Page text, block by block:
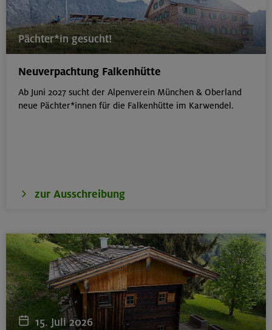
16.08.26
Schnupperkletterkurs indoor
18.08.26
München
18.08.26
Fahrtechnik II - Advanced - Kompakt
Pächter*in gesucht!
Neuverpachtung Falkenhütte
Ab Juni 2027 sucht der Alpenverein München & Oberland
neue Pächter*innen für die Falkenhütte im Karwendel.
zur Ausschreibung
15. Juli 2026